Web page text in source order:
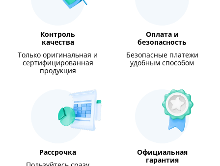
Контроль
качества
Только оригинальная и
сертифицированная
продукция
Оплата и
безопасность
Безопасные платежи
удобным способом
Рассрочка
Официальная
гарантия